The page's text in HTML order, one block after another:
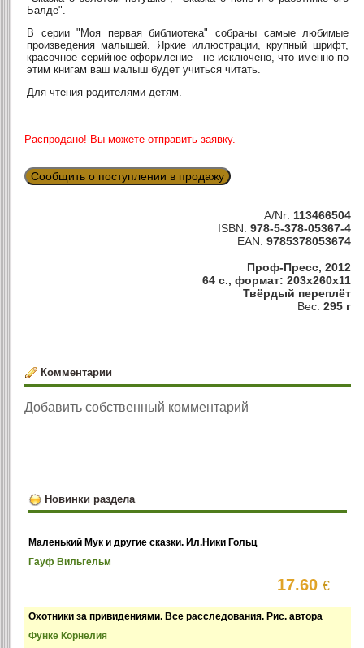
Балде".
В серии "Моя первая библиотека" собраны самые любимые
произведения малышей. Яркие иллюстрации, крупный шрифт,
красочное серийное оформление - не исключено, что именно по
этим книгам ваш малыш будет учиться читать.
Для чтения родителями детям.
Распродано! Вы можете отправить заявку.
Сообщить о поступлении в продажу
A/Nr: 113466504
ISBN: 978-5-378-05367-4
EAN: 9785378053674
Проф-Пресс, 2012
64 с., формат: 203x260x11
Твёрдый переплёт
Вес: 295 г
Комментарии
Добавить собственный комментарий
Новинки раздела
Маленький Мук и другие сказки. Ил.Ники Гольц
Гауф Вильгельм
17.60€
Охотники за привидениями. Все расследования. Рис. автора
Функе Корнелия